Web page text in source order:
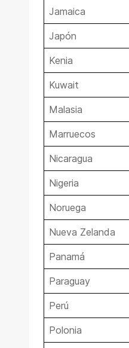
Jamaica
Japón
Kenia
Kuwait
Malasia
Marruecos
Nicaragua
Nigeria
Noruega
Nueva Zelanda
Panamá
Paraguay
Perú
Polonia